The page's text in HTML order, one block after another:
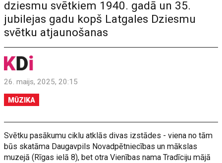
dziesmu svētkiem 1940. gadā un 35.
jubilejas gadu kopš Latgales Dziesmu
svētku atjaunošanas
26. maijs, 2025, 20:15
MŪZIKA
Svētku pasākumu ciklu atklās divas izstādes - viena no tām
būs skatāma Daugavpils Novadpētniecības un mākslas
muzejā (Rīgas ielā 8), bet otra Vienības nama Tradīciju mājā